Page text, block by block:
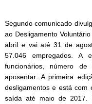
Segundo comunicado
ao Desligamento
abril e vai até 31 de
57.046 empregados.
funcionários, número
aposentar. A primeira
desligamentos e está com
saída até maio de 2017.